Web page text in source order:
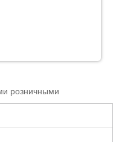
розничными